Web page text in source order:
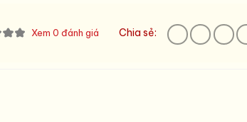
Xem 0 đánh giá Chia sẻ: